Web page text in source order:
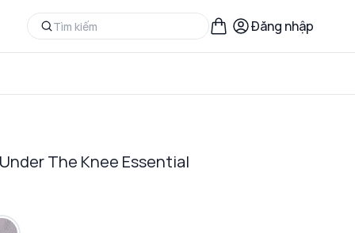
Đăng nhập
The Knee Essential